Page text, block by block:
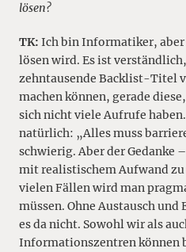
lösen?
TK: Ich bin Informatiker, aber
lösen wird. Es ist
zehntausende Backlist-Titel
machen können, gerade
sich nicht viele Aufrufe
natürlich: „Alles muss
schwierig. Aber der Gedanke
mit realistischem Aufwand
vielen Fällen wird man
müssen. Ohne Austausch
es da nicht. Sowohl wir als
Informationszentren können